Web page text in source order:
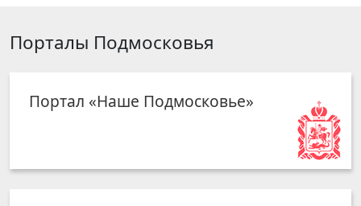
Порталы Подмосковья
Портал «Наше Подмосковье»